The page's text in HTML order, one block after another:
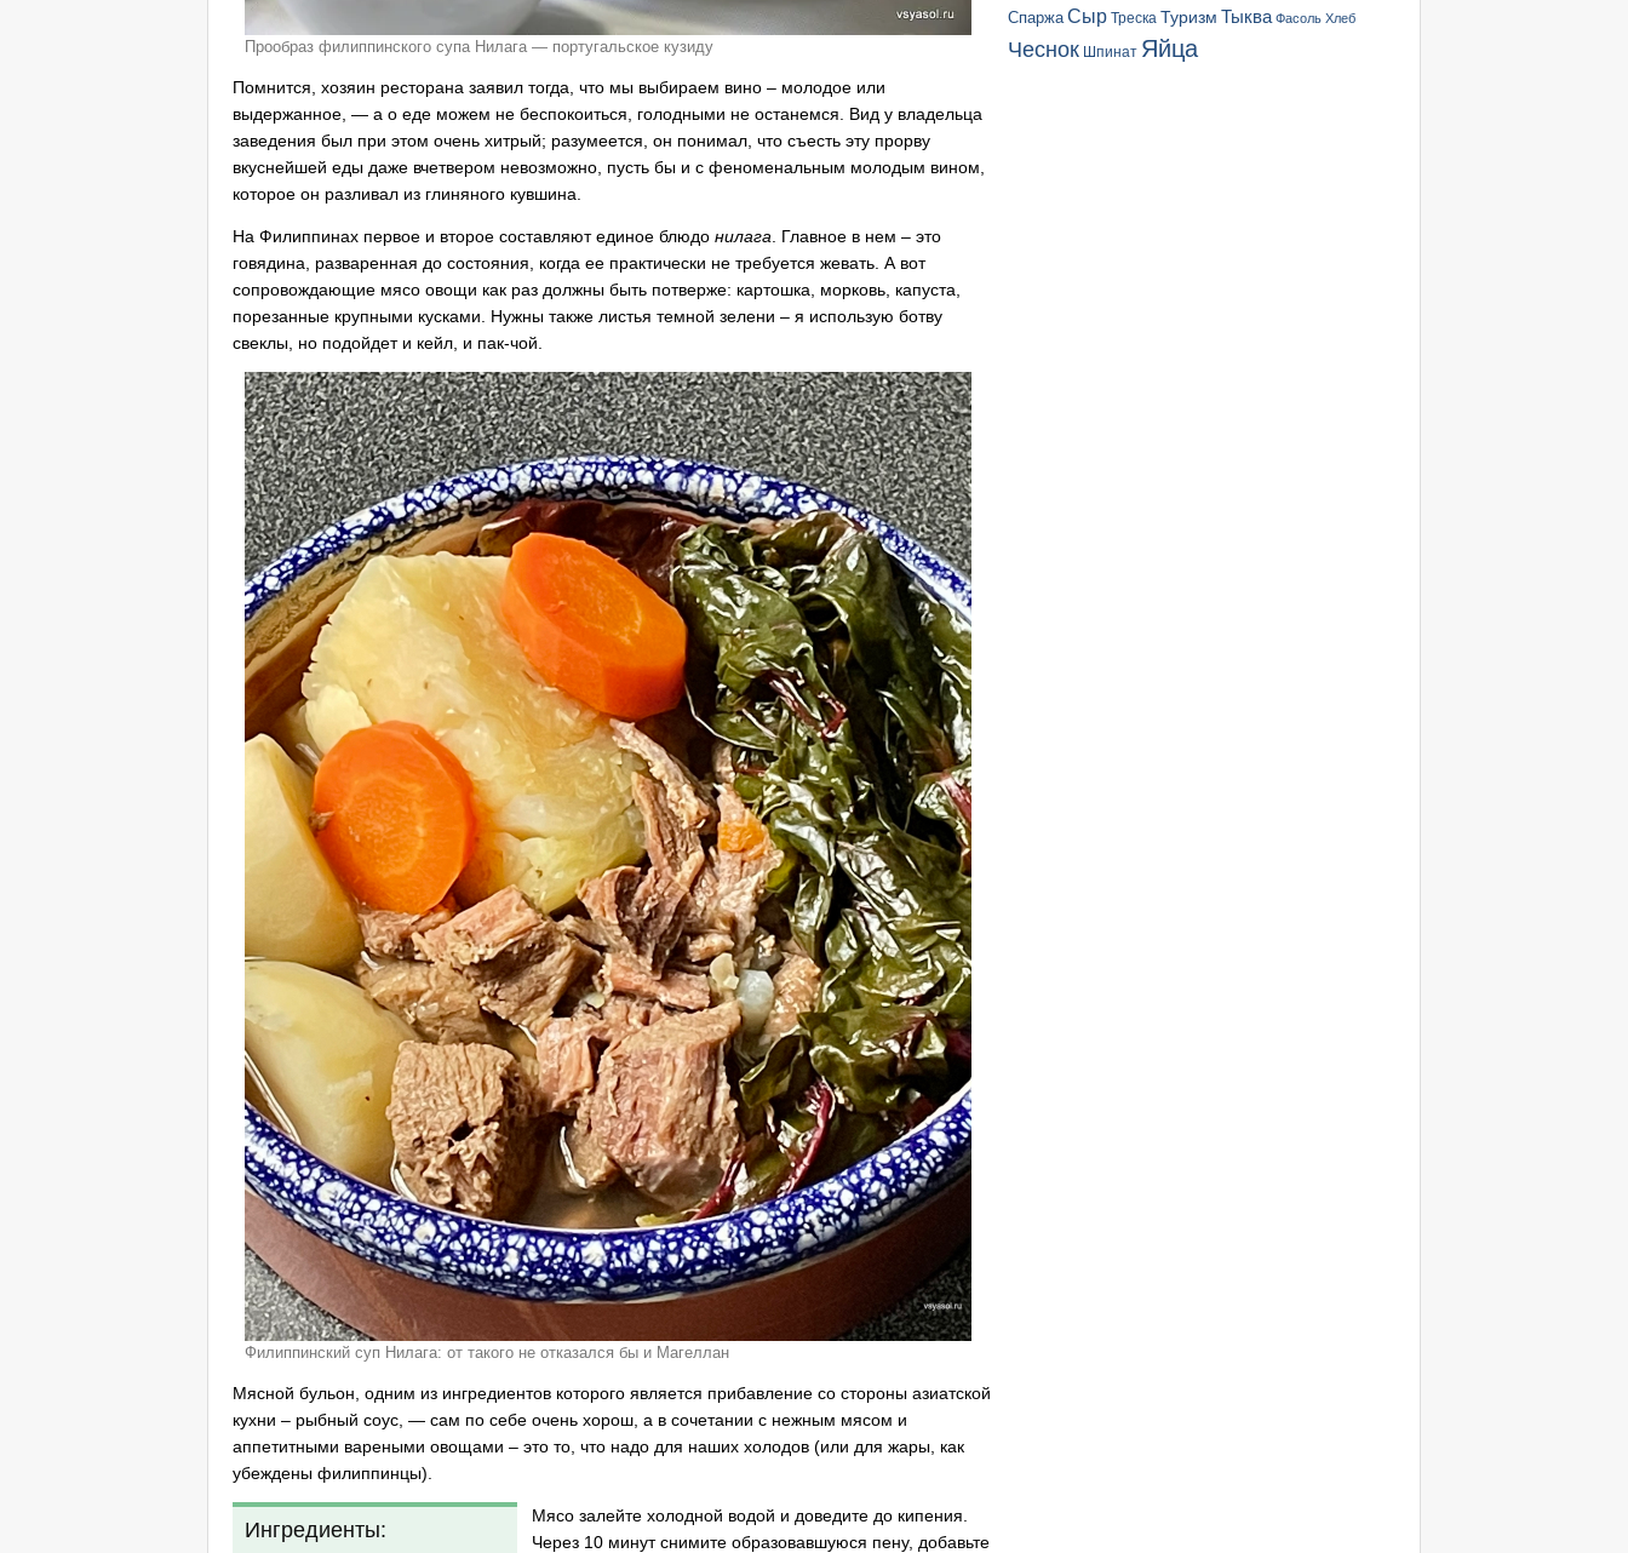
Прообраз филиппинского супа Нилага — португальское кузиду
Помнится, хозяин ресторана заявил тогда, что мы выбираем вино – молодое или
выдержанное, — а о еде можем не беспокоиться, голодными не останемся. Вид у владельца
заведения был при этом очень хитрый; разумеется, он понимал, что съесть эту прорву
вкуснейшей еды даже вчетвером невозможно, пусть бы и с феноменальным молодым вином,
которое он разливал из глиняного кувшина.
На Филиппинах первое и второе составляют единое блюдо нилага . Главное в нем – это
говядина, разваренная до состояния, когда ее практически не требуется жевать. А вот
сопровождающие мясо овощи как раз должны быть потверже: картошка, морковь, капуста,
порезанные крупными кусками. Нужны также листья темной зелени – я использую ботву
свеклы, но подойдет и кейл, и пак-чой.
Филиппинский суп Нилага: от такого не отказался бы и Магеллан
Мясной бульон, одним из ингредиентов которого является прибавление со стороны азиатской
кухни – рыбный соус, — сам по себе очень хорош, а в сочетании с нежным мясом и
аппетитными вареными овощами – это то, что надо для наших холодов (или для жары, как
убеждены филиппинцы).
Ингредиенты:
Мясо залейте холодной водой и доведите до кипения.
Через 10 минут снимите образовавшуюся пену, добавьте
Спаржа Сыр Треска Туризм Тыква Фасоль Хлеб
Чеснок Шпинат Яйца